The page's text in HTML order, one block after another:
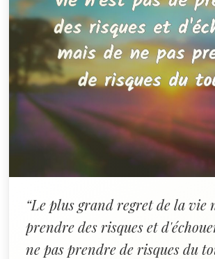
“Le plus grand regret de la vie
prendre des risques et
ne pas prendre de risques du